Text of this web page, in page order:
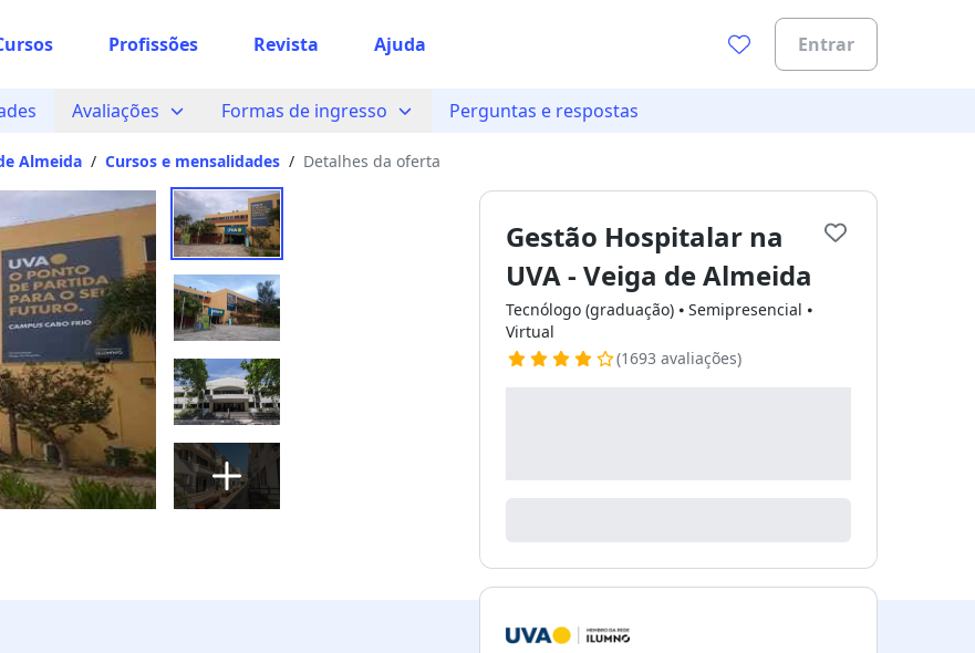
Profissões Revista Ajuda Entrar
Avaliações Formas de ingresso Perguntas e respostas
Almeida / Cursos e mensalidades / Detalhes da oferta
Gestão Hospitalar na
UVA - Veiga de Almeida
Tecnólogo (graduação) ⦁ Semipresencial ⦁
Virtual
(1693 avaliações)
à partir de São Paulo, SP.
nenhuma unidade
corretamente, ou experimente buscar por outras unidades.
Escolher unidade